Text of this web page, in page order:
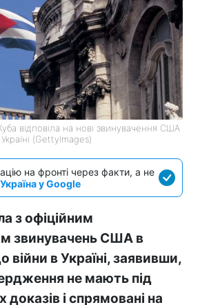
відповіла на нові звинувачення США
(GettyImages)
на фронті через факти, а не
у Google
з офіційним
звинувачень США в
війни в Україні, заявивши,
не мають під
і спрямовані на